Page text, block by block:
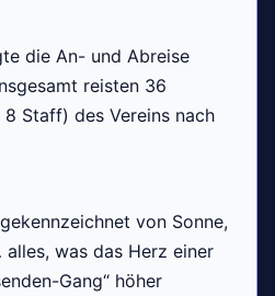
die An- und Abreise
reisten 36
8 Staff) des Vereins nach
von Sonne,
was das Herz einer
Gang“ höher